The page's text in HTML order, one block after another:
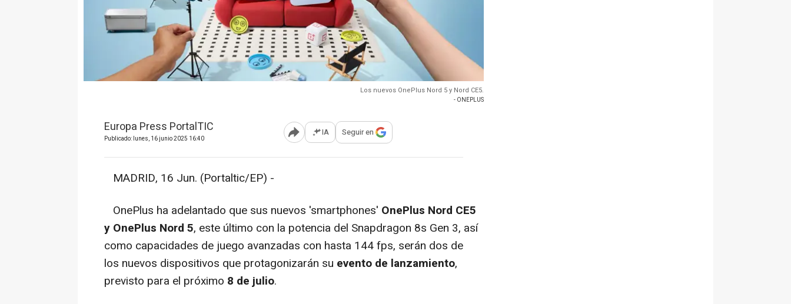
Los nuevos OnePlus Nord 5 y Nord CE5.
- ONEPLUS
Europa Press PortalTIC
Publicado: lunes, 16 junio 2025 16:40 Abrir opciones para compartir
IA Seguir en
MADRID, 16 Jun. (Portaltic/EP) -
OnePlus ha adelantado que sus nuevos 'smartphones' OnePlus Nord CE5
y OnePlus Nord 5, este último con la potencia del Snapdragon 8s Gen 3, así
como capacidades de juego avanzadas con hasta 144 fps, serán dos de
los nuevos dispositivos que protagonizarán su evento de lanzamiento,
previsto para el próximo 8 de julio.